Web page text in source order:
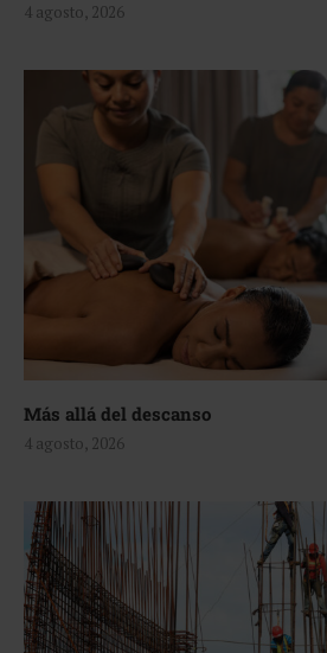
4 agosto, 2026
Más allá del descanso
4 agosto, 2026